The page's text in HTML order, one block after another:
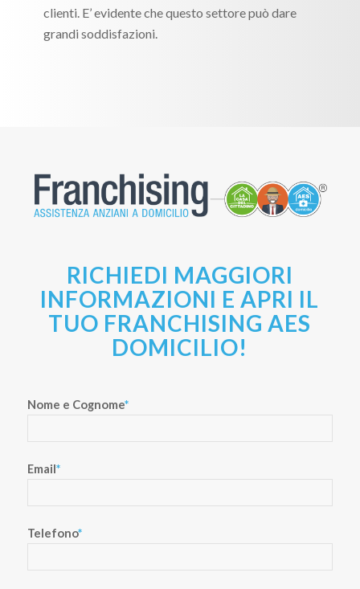
clienti. E’ evidente che questo settore può dare
grandi soddisfazioni.
RICHIEDI MAGGIORI
INFORMAZIONI E APRI IL
TUO FRANCHISING AES
DOMICILIO!
Nome e Cognome*
Email*
Telefono*